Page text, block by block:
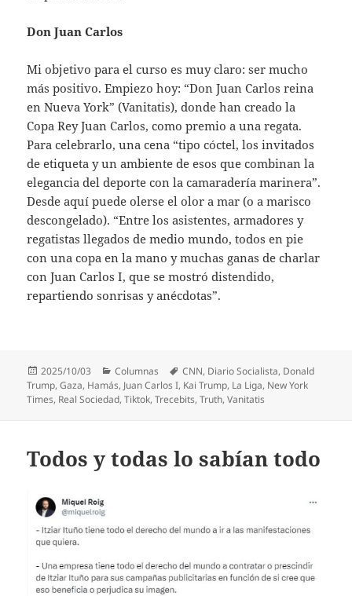
Don Juan Carlos
Mi objetivo para el curso es muy claro: ser mucho
más positivo. Empiezo hoy: “Don Juan Carlos reina
en Nueva York” (Vanitatis), donde han creado la
Copa Rey Juan Carlos, como premio a una regata.
Para celebrarlo, una cena “tipo cóctel, los invitados
de etiqueta y un ambiente de esos que combinan la
elegancia del deporte con la camaradería marinera”.
Desde aquí puede olerse el olor a mar (o a marisco
descongelado). “Entre los asistentes, armadores y
regatistas llegados de medio mundo, todos en pie
con una copa en la mano y muchas ganas de charlar
con Juan Carlos I, que se mostró distendido,
repartiendo sonrisas y anécdotas”.
Publicado
el
2025/10/03 Categorías
Columnas Etiquetas
CNN, Diario Socialista, Donald
Trump,Gaza, Hamás, Juan Carlos I, Kai Trump, La Liga, New York
Times, Real Sociedad,Tiktok,Trecebits,Truth,Vanitatis
Todos y todas lo sabían todo